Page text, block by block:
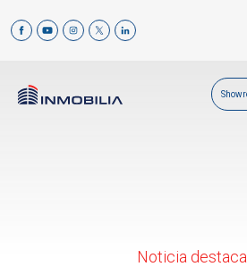
Noticia